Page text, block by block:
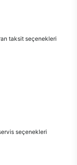
taksit seçenekleri
seçenekleri